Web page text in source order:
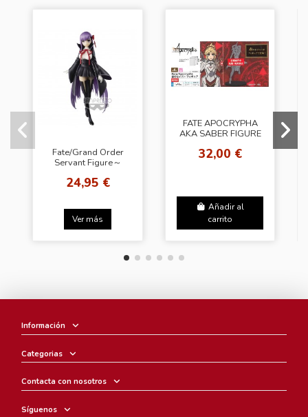
Fate/Grand Order
Servant Figure～
24,95 €
Ver más
FATE APOCRYPHA
AKA SABER FIGURE
32,00 €
Añadir al
carrito
Información
Categorias
Contacta con nosotros
Síguenos